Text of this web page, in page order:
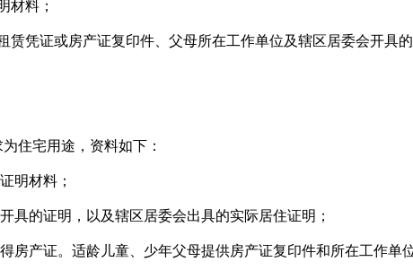
料；
凭证或房产证复印件、父母所在工作单位及辖区居委会开具
住宅用途，资料如下：
明材料；
的证明，以及辖区居委会出具的实际居住证明；
产证。适龄儿童、少年父母提供房产证复印件和所在工作单